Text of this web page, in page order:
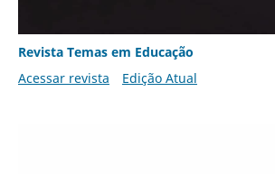
Revista Temas em Educação
Acessar revista
Edição Atual